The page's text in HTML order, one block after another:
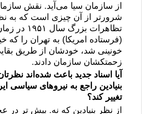
از سازمان سیا می‌آید. نقش
شرورتر از آن چیزی است که به
تظاهرات
(فرستاده امریکا) به تهران را که
خونینی شد، خودشان از طریق
زحمت‎کشان سازمان دادند.
آیا اسناد جدید باعث شده‌اند
بنیادین راجع به نیروهای سیاسی
تغییر کند؟
از نظر بنیادین که نه. بیش تر